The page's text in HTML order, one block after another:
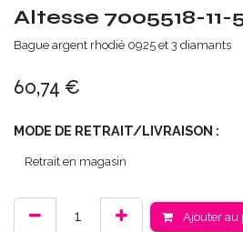
Altesse 7005518-
Bague argent rhodié 0925 et 3 diamants
60,74 €
MODE DE RETRAIT/LIVRAISON :
Ajouter au